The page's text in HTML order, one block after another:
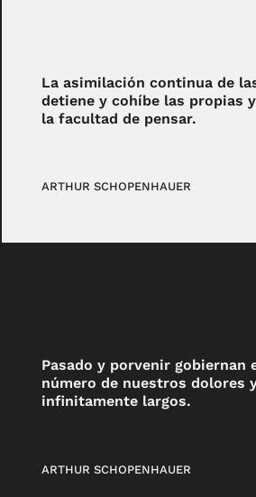
La asimilación continua de
detiene y cohíbe las propias
la facultad de pensar.
ARTHUR SCHOPENHAUER
Pasado y porvenir gobiernan
número de nuestros dolores
infinitamente largos.
ARTHUR SCHOPENHAUER